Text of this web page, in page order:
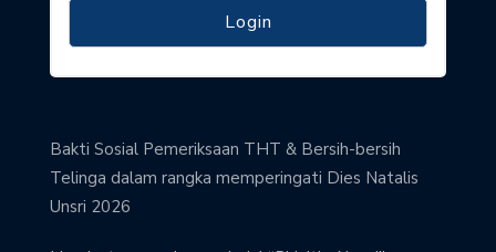
Bakti Sosial Pemeriksaan THT & Bersih-bersih
Telinga dalam rangka memperingati Dies Natalis
Unsri 2026